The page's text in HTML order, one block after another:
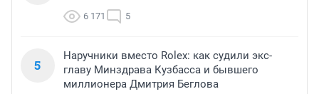
6 171 5
5
Наручники вместо Rolex: как судили экс-
главу Минздрава Кузбасса и бывшего
миллионера Дмитрия Беглова